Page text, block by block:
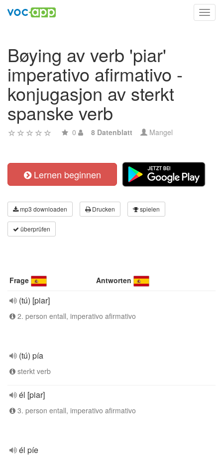
Bøying av verb 'piar'
imperativo afirmativo -
konjugasjon av sterkt
spanske verb
0 8 Datenblatt Mangel
Lernen beginnen
mp3 downloaden Drucken spielen
überprüfen
Frage Antworten
(tú) [piar]
2. person entall, imperativo afirmativo
(tú) pía
sterkt verb
él [piar]
3. person entall, imperativo afirmativo
él píe